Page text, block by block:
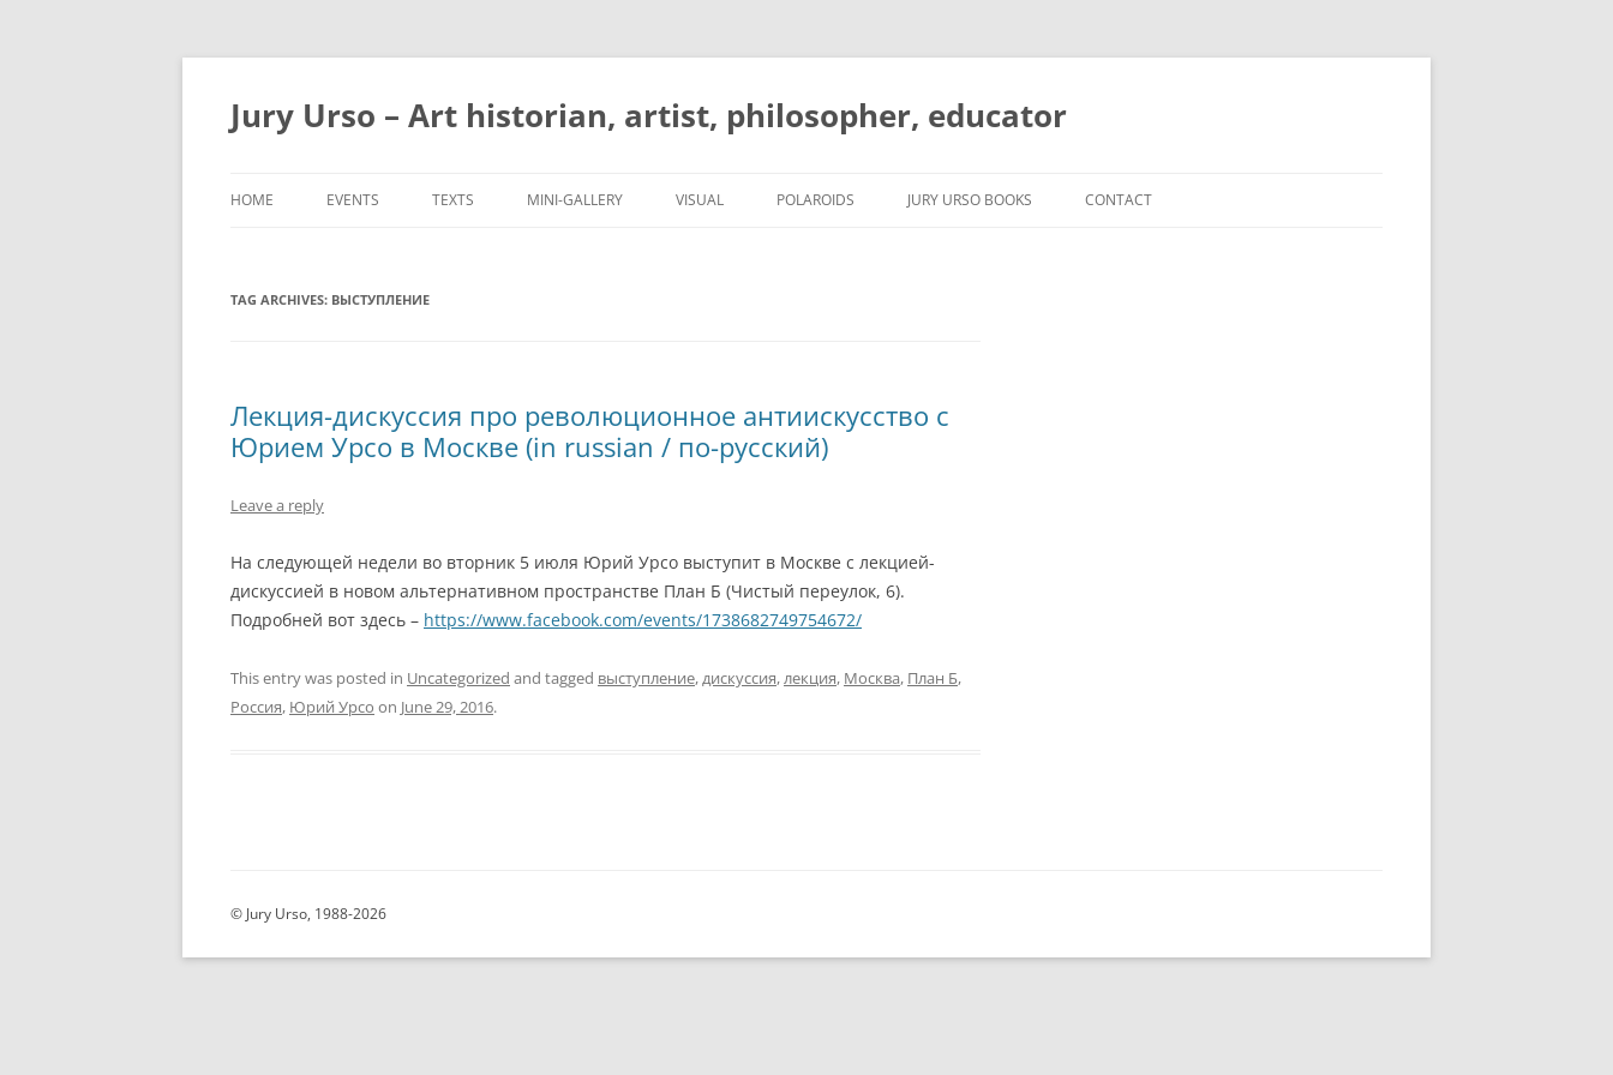
Jury Urso – Art historian, artist, philosopher, educator
to
HOME EVENTS TEXTS MINI-GALLERY VISUAL POLAROIDS JURY URSO BOOKS CONTACT
TAG ARCHIVES: ВЫСТУПЛЕНИЕ
Лекция-дискуссия про революционное антиискусство с
Юрием Урсо в Москве (in russian / по-русский)
Leave a reply
На следующей недели во вторник 5 июля Юрий Урсо выступит в Москве с лекцией-
дискуссией в новом альтернативном пространстве План Б (Чистый переулок, 6).
Подробней вот здесь – https://www.facebook.com/events/1738682749754672/
This entry was posted in Uncategorized and tagged выступление,дискуссия,лекция, Москва, План Б,
Россия, Юрий Урсо on June 29, 2016.
© Jury Urso, 1988-2026